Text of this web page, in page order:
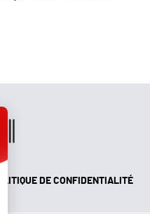
DE CONFIDENTIALITÉ